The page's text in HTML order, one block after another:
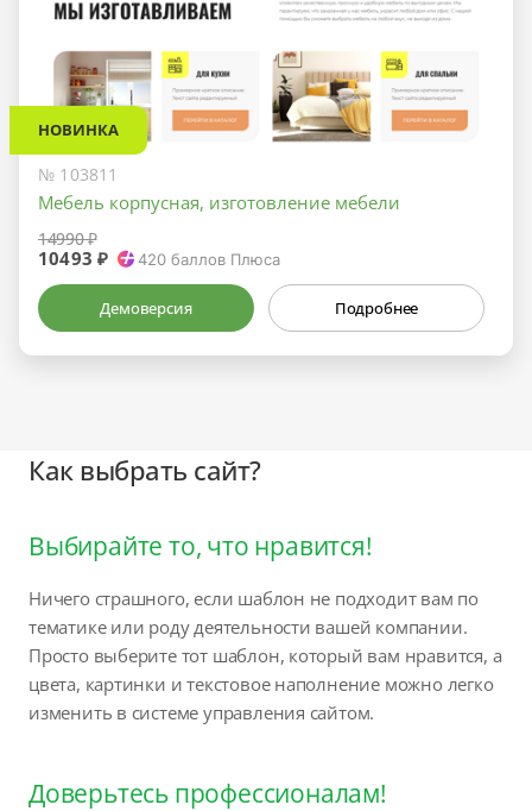
НОВИНКА
№ 103811
Мебель корпусная, изготовление мебели
14990 ₽
10493 ₽ 420 баллов Плюса
Демоверсия Подробнее
Как выбрать сайт?
Выбирайте то, что нравится!
Ничего страшного, если шаблон не подходит вам по
тематике или роду деятельности вашей компании.
Просто выберите тот шаблон, который вам нравится, а
цвета, картинки и текстовое наполнение можно легко
изменить в системе управления сайтом.
Доверьтесь профессионалам!